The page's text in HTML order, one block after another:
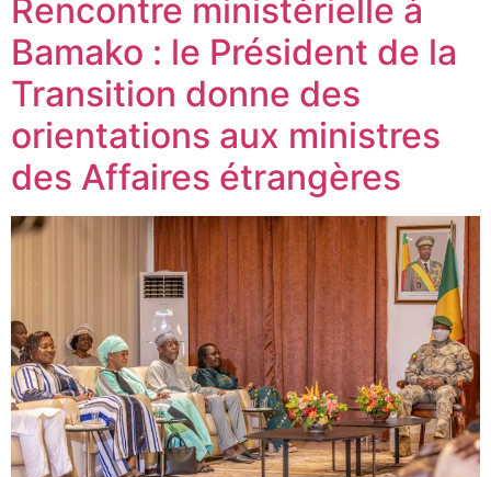
Rencontre ministérielle à
Bamako : le Président de la
Transition donne des
orientations aux ministres
des Affaires étrangères